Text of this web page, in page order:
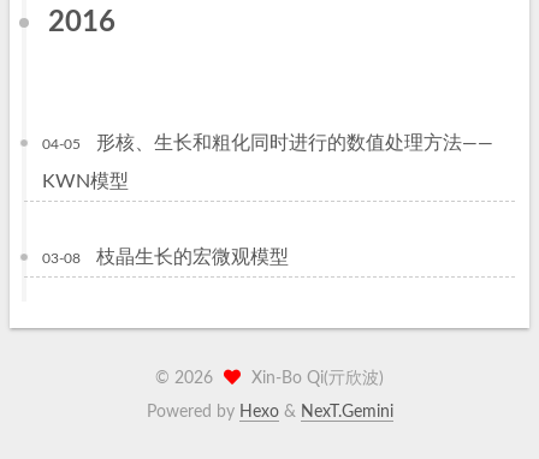
2016
04-05
形核、生长和粗化同时进行的数值处理方法——
KWN模型
03-08 枝晶生长的宏微观模型
© 2026
Xin-Bo Qi(亓欣波)
Powered by Hexo& NexT.Gemini